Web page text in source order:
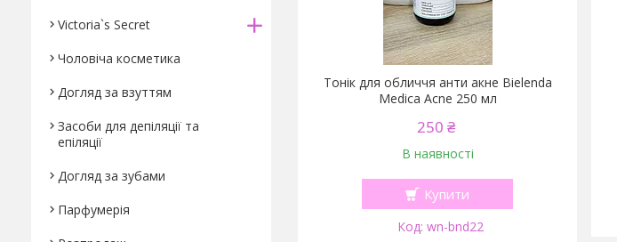
Тонік для обличчя анти акне Bielenda
Medica Acne 250 мл
250 ₴
В наявності
Купити
wn-bnd22
Victoria`s Secret
Чоловіча косметика
Догляд за взуттям
Засоби для депіляції та
епіляції
Догляд за зубами
Парфумерiя